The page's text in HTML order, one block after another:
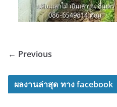
← Previous
ผลงานล่าสุด ทาง facebook